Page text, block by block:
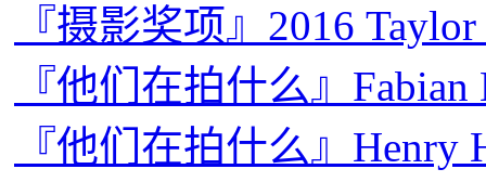
『摄影奖项』2016
『他们在拍什么』
『他们在拍什么』Henry